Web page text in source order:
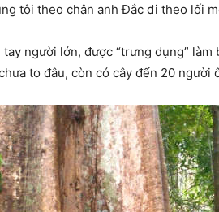
tôi theo chân anh Đắc đi theo lối
người lớn, được “trưng dụng”
to đâu, còn có cây đến 20